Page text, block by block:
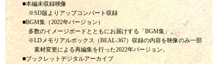
■本編未収録映像
※SD版よりアップコンバート収録
■BGM集（2022年バージョン）
多数のイメージボードとともにお届けする「BGM集」。
※LDメモリアルボックス（BEAL-367）収録の内容を映像のみ一部
素材変更による再編集を行った2022年バージョン。
■ブックレットデジタルアーカイブ